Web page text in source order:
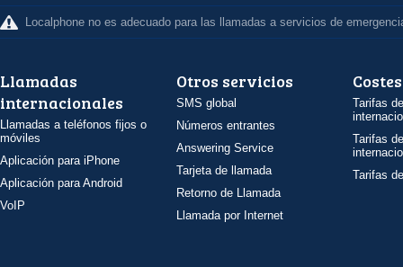
Localphone no es adecuado para las llamadas a servicios de
Llamadas
internacionales
Llamadas a teléfonos fijos o
móviles
Aplicación para iPhone
Aplicación para Android
VoIP
Otros servicios
SMS global
Números entrantes
Answering Service
Tarjeta de llamada
Retorno de Llamada
Llamada por Internet
Costes
Tarifas
Tarifas
Tarifas